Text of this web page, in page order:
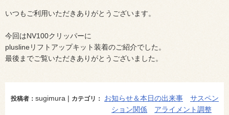
いつもご利用いただきありがとうございます。
今回はNV100クリッパーに
pluslineリフトアップキット装着のご紹介でした。
最後までご覧いただきありがとうございました。
投稿者： sugimura | カテゴリ： お知らせ＆本日の出来事
サスペン
ション関係
アライメント調整